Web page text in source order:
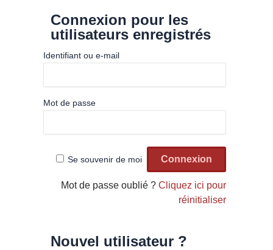
Connexion pour les
utilisateurs enregistrés
Identifiant ou e-mail
Mot de passe
Se souvenir de moi
Mot de passe oublié ? Cliquez ici pour
réinitialiser
Nouvel utilisateur ?